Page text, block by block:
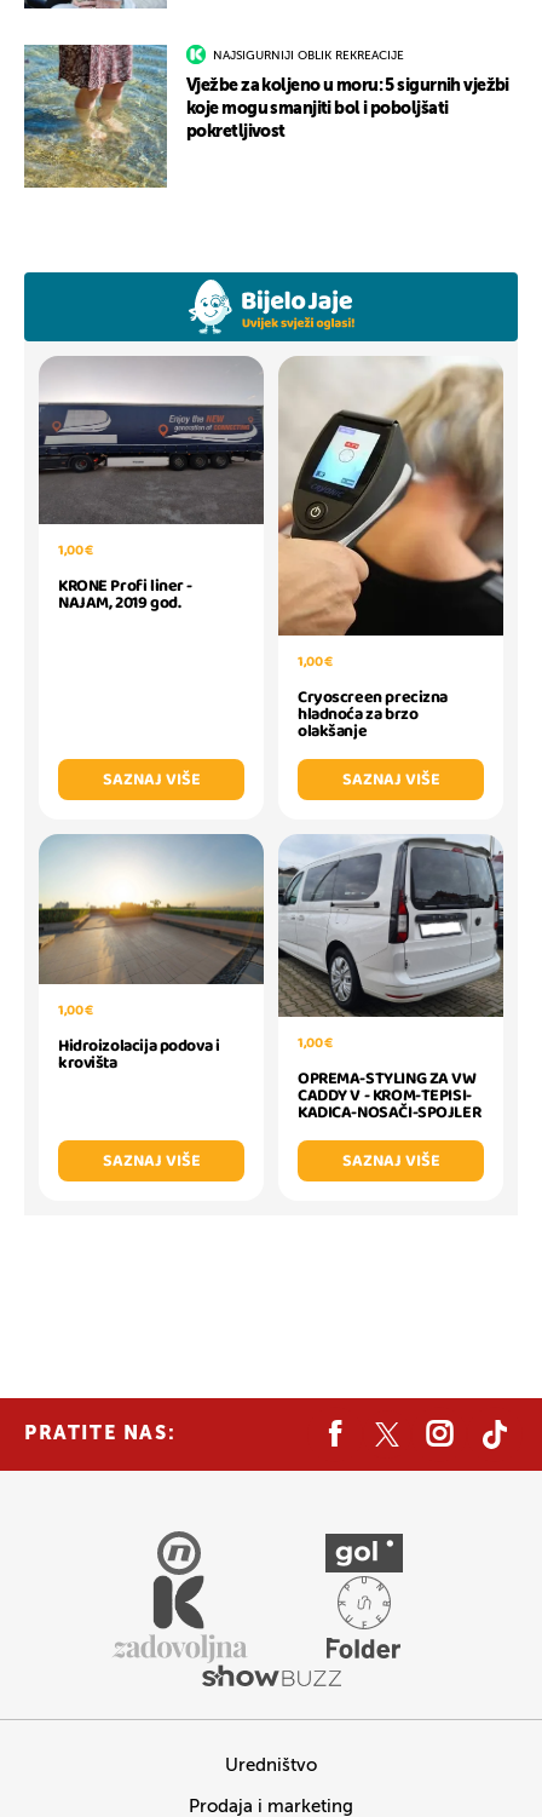
NAJSIGURNIJI OBLIK REKREACIJE
Vježbe za koljeno u moru: 5 sigurnih vježbi
koje mogu smanjiti bol i poboljšati
pokretljivost
1,00 €
KRONE Profi liner -
NAJAM, 2019 god.
SAZNAJ VIŠE
1,00 €
Cryoscreen precizna
hladnoća za brzo
olakšanje
SAZNAJ VIŠE
1,00 €
Hidroizolacija podova i
krovišta
SAZNAJ VIŠE
1,00 €
OPREMA-STYLING ZA VW
CADDY V - KROM-TEPISI-
KADICA-NOSAČI-SPOJLER
SAZNAJ VIŠE
PRATITE NAS:
Uredništvo
Prodaja i marketing